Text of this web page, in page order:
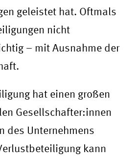
geleistet hat. Oftmals
nicht
– mit Ausnahme der
hat einen großen
Gesellschafter:innen
des Unternehmens
kann